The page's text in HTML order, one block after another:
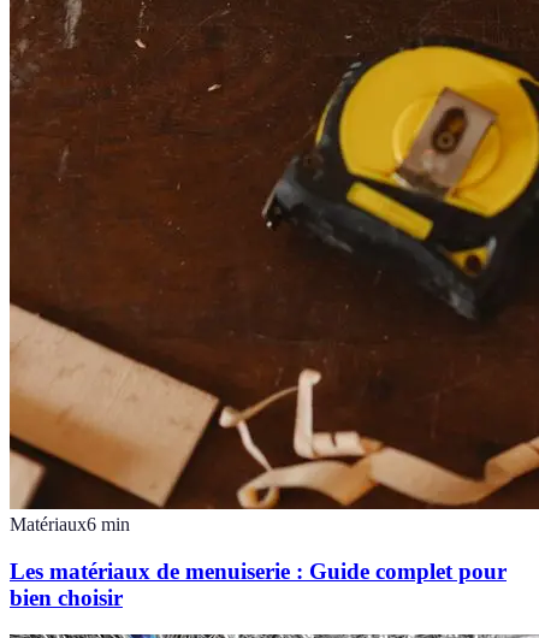
Matériaux6 min
Les matériaux de menuiserie : Guide complet pour
bien choisir